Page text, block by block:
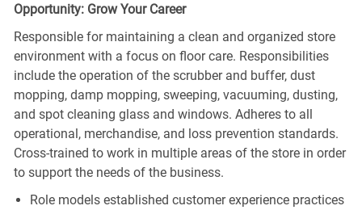
Opportunity: Grow Your Career
Responsible for maintaining a clean and organized store
environment with a focus on floor care. Responsibilities
include the operation of the scrubber and buffer, dust
mopping, damp mopping, sweeping, vacuuming, dusting,
and spot cleaning glass and windows. Adheres to all
operational, merchandise, and loss prevention standards.
Cross-trained to work in multiple areas of the store in order
to support the needs of the business.
Role models established customer experience practices